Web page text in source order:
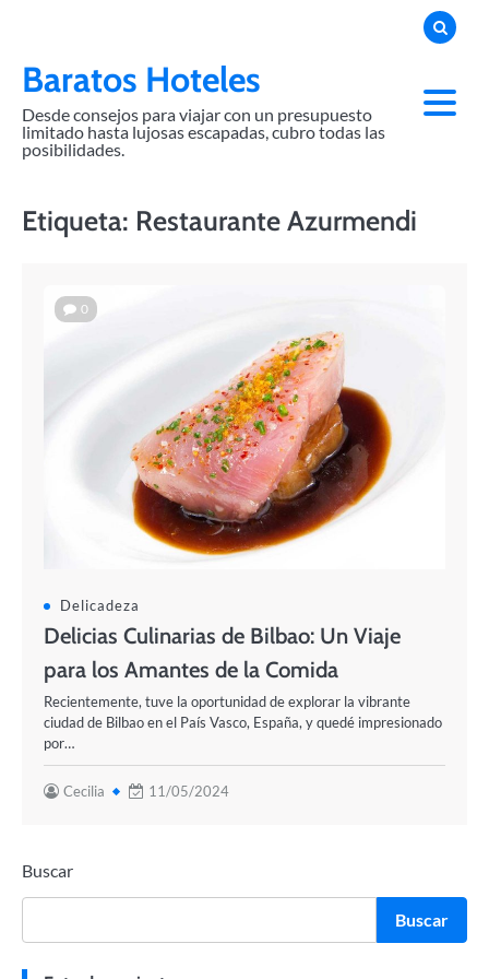
contentBaratos Hoteles
Desde consejos para viajar con un presupuesto
limitado hasta lujosas escapadas, cubro todas las
posibilidades.
Etiqueta: Restaurante Azurmendi
0
Delicadeza
Delicias Culinarias de Bilbao: Un Viaje
para los Amantes de la Comida
Recientemente, tuve la oportunidad de explorar la vibrante
ciudad de Bilbao en el País Vasco, España, y quedé impresionado
por…
Cecilia 11/05/2024
Buscar
Buscar